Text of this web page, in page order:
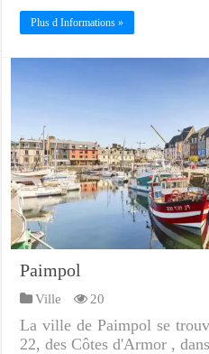
Plus d Informations »
Paimpol
Ville 20
La ville de Paimpol se
22, des Côtes d'Armor ,